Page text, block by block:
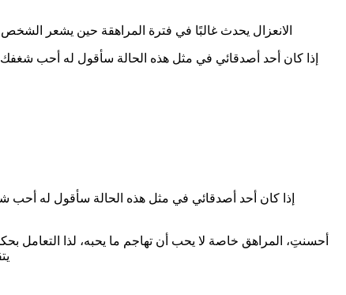
الانعزال يحدث غالبًا في فترة المراهقة حين يشعر
إذا كان أحد أصدقائي في مثل هذه الحالة سأقول له أحب
إذا كان أحد أصدقائي في مثل هذه الحالة سأقول له أحب
أحسنتِ، المراهق خاصة لا يحب أن تهاجم ما يحبه، لذا